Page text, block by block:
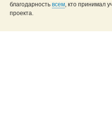
благодарность всем, кто принимал
проекта.